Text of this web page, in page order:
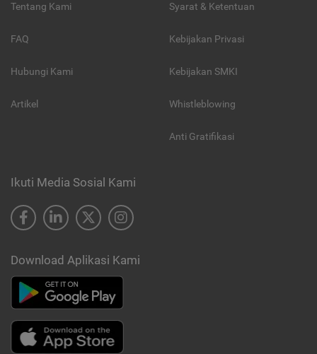
Tentang Kami
FAQ
Hubungi Kami
Artikel
Syarat & Ketentuan
Kebijakan Privasi
Kebijakan SMKI
Whistleblowing
Anti Gratifikasi
Ikuti Media Sosial Kami
Download Aplikasi Kami